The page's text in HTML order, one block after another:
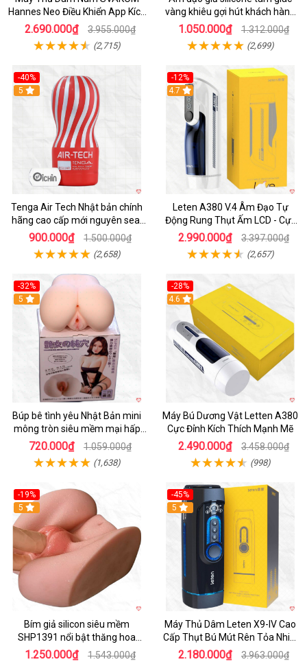
Hannes Neo Điều Khiển App Kích
Thích
2.690.000₫ 3.955.000₫
(2,715)
vàng khiêu gợi hút khách hàng
nam
1.050.000₫ 1.312.000₫
(2,699)
-40%
Hot
5
Tenga Air Tech Nhật bản chính
hãng cao cấp mới nguyên seal
giá tốt
900.000₫ 1.500.000₫
(2,658)
-12%
Hot
4.7
Leten A380 V.4 Âm Đạo Tự
Động Rung Thụt Ấm LCD - Cực
Phê
2.990.000₫ 3.397.000₫
(2,657)
-32%
Hot
5
Búp bê tình yêu Nhật Bản mini
mông tròn siêu mềm mại hấp
dẫn
720.000₫ 1.059.000₫
(1,638)
-28%
Hot
4.6
Máy Bú Dương Vật Letten A380
Cực Đỉnh Kích Thích Mạnh Mẽ
2.490.000₫ 3.458.000₫
(998)
-19%
Hot
5
Bím giả silicon siêu mềm
SHP1391 nổi bật thăng hoa
hoàn hảo
1.250.000₫ 1.543.000₫
-45%
Hot
5
Máy Thủ Dâm Leten X9-IV Cao
Cấp Thụt Bú Mút Rên Tỏa Nhiệt
Sạc Pin
2.180.000₫ 3.963.000₫